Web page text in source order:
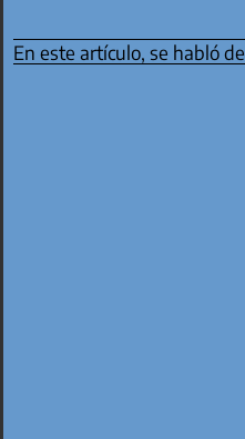
En este artículo, se habló de